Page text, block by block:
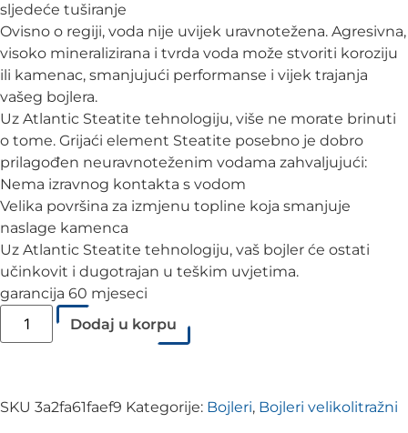
sljedeće tuširanje
Ovisno o regiji, voda nije uvijek uravnotežena. Agresivna,
visoko mineralizirana i tvrda voda može stvoriti koroziju
ili kamenac, smanjujući performanse i vijek trajanja
vašeg bojlera.
Uz Atlantic Steatite tehnologiju, više ne morate brinuti
o tome. Grijaći element Steatite posebno je dobro
prilagođen neuravnoteženim vodama zahvaljujući:
Nema izravnog kontakta s vodom
Velika površina za izmjenu topline koja smanjuje
naslage kamenca
Uz Atlantic Steatite tehnologiju, vaš bojler će ostati
učinkovit i dugotrajan u teškim uvjetima.
garancija 60 mjeseci
Dodaj u korpu
SKU 3a2fa61faef9 Kategorije: Bojleri, Bojleri velikolitražni